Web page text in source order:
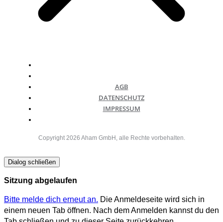
AGB
DATENSCHUTZ
IMPRESSUM
Copyright2026 Aham GmbH , alle Rechte vorbehalten.
Dialog schließen
Sitzung abgelaufen
Bitte melde dich erneut an. Die Anmeldeseite wird sich in
einem neuen Tab öffnen. Nach dem Anmelden kannst du den